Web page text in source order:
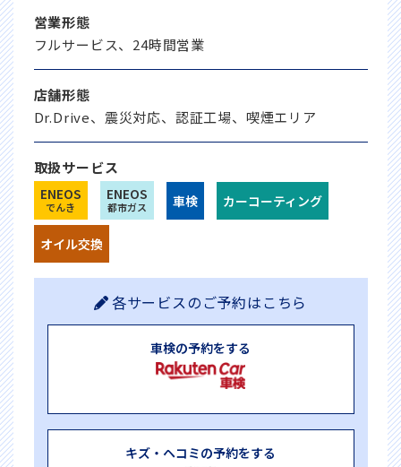
営業形態
フルサービス、24時間営業
店舗形態
Dr.Drive、震災対応、認証工場、喫煙エリア
取扱サービス
ENEOS
でんき
ENEOS
都市ガス 車検 カーコーティング
オイル交換
各サービスのご予約はこちら
車検の予約をする
キズ・ヘコミの予約をする